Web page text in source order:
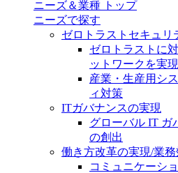
ニーズ＆業種 トップ
ニーズで探す
ゼロトラストセキュリ
ゼロトラストに
ットワークを実
産業・生産用シ
ィ対策
ITガバナンスの実現
グローバル IT ガ
の創出
働き方改革の実現/業
コミュニケーシ